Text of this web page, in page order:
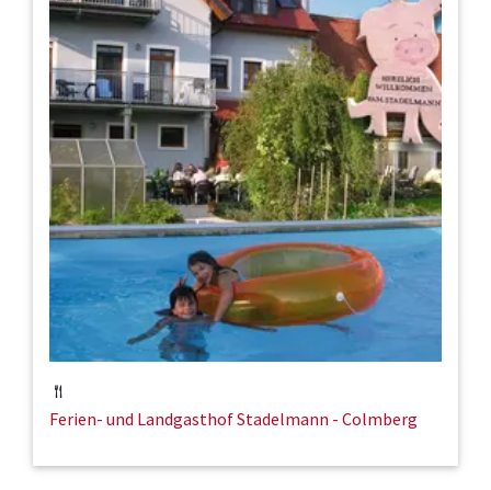
Ferien- und Landgasthof Stadelmann - Colmberg